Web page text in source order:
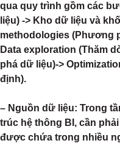
qua quy trình gồm các
liệu) -> Kho dữ liệu và
methodologies (Phương
Data exploration (Thăm
phá dữ liệu)->
định).
– Nguồn dữ liệu: Trong
trúc hệ thông BI, cần
được chứa trong nhiều